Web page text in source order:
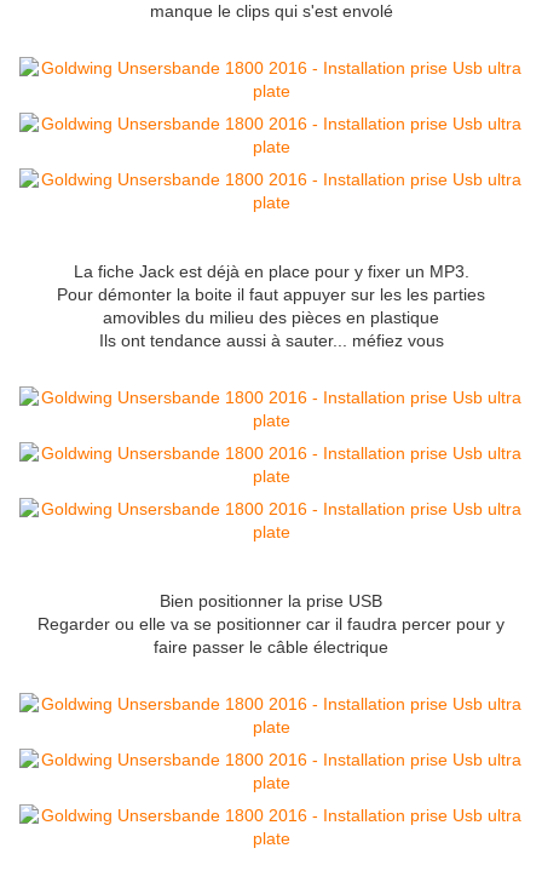
manque le clips qui s'est envolé
La fiche Jack est déjà en place pour y fixer un MP3.
Pour démonter la boite il faut appuyer sur les les parties
amovibles du milieu des pièces en plastique
Ils ont tendance aussi à sauter... méfiez vous
Bien positionner la prise USB
Regarder ou elle va se positionner car il faudra percer pour y
faire passer le câble électrique